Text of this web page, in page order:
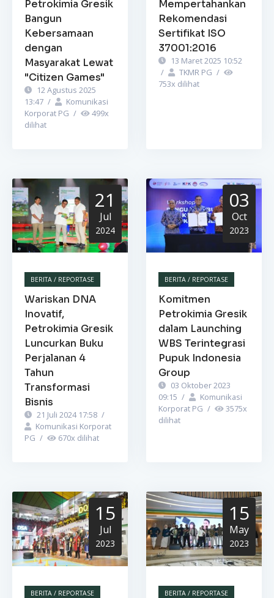
Petrokimia Gresik
Bangun
Kebersamaan
dengan
Masyarakat Lewat
"Citizen Games"
12 Agustus 2025
13:47 /
Komunikasi
Korporat PG / 499x
dilihat
Mempertahankan
Rekomendasi
Sertifikat ISO
37001:2016
13 Maret 2025 10:52
/
TKMR PG /
753x dilihat
21
Jul
2024
BERITA / REPORTASE
Wariskan DNA
Inovatif,
Petrokimia Gresik
Luncurkan Buku
Perjalanan 4
Tahun
Transformasi
Bisnis
21 Juli 2024 17:58 /
Komunikasi Korporat
PG / 670x dilihat
03
Oct
2023
BERITA / REPORTASE
Komitmen
Petrokimia Gresik
dalam Launching
WBS Terintegrasi
Pupuk Indonesia
Group
03 Oktober 2023
09:15 /
Komunikasi
Korporat PG / 3575x
dilihat
15
Jul
2023
BERITA / REPORTASE
15
May
2023
BERITA / REPORTASE